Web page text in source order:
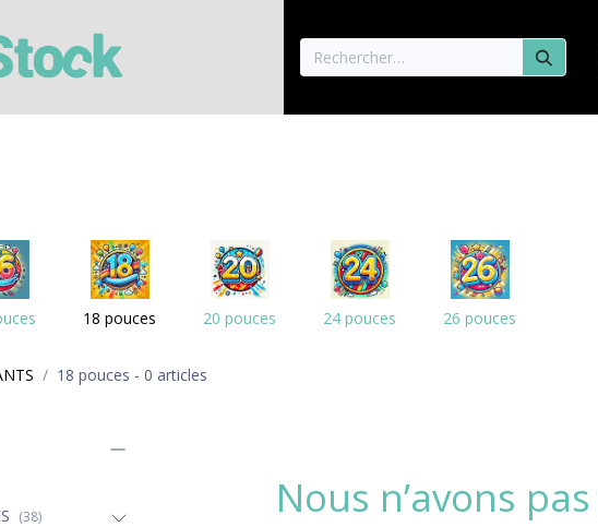
18 pouces 20 pouces 24 pouces 26 pouces
18 pouces - 0 articles
(38) Nous n’avons